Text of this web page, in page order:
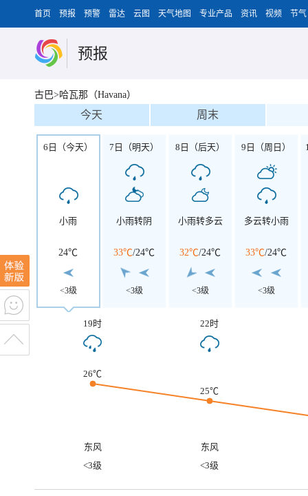
首页 预报 预警 雷达 云图 天气地图 专业产品 资讯 视频 节气
预报
古巴>哈瓦那（Havana）
今天 周末
6日（今天）
小雨
24℃
<3级
7日（明天）
小雨转阴
33℃/24℃
<3级
8日（后天）
小雨转多云
32℃/24℃
<3级
9日（周日）
多云转小雨
33℃/24℃
<3级
19时 22时
26℃
25℃
东风
东风
<3级
<3级